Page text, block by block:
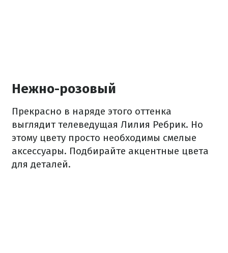
Нежно-розовый
Прекрасно в наряде этого оттенка
выглядит телеведущая Лилия Ребрик. Но
этому цвету просто необходимы смелые
аксессуары. Подбирайте акцентные цвета
для деталей.